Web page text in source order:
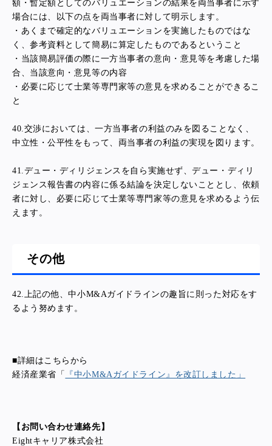
額・暫定額としてのバリュエーションの結果を両当事者に示す
場合には、以下の点を両当事者に対して明示します。
・あくまで確定的なバリュエーションを実施したものではな
く、参考資料として簡易に算定したものであるということ
・当該簡易評価の際に一方当事者の意向・意見等を考慮した場
合、当該意向・意見等の内容
・必要に応じて士業等専門家等の意見を求めることができるこ
と
40.交渉においては、一方当事者の利益のみを図ることなく、
中立性・公平性をもって、両当事者の利益の実現を図ります。
41.デュー・ディリジェンスを自ら実施せず、デュー・ディリ
ジェンス報告書の内容に係る結論を決定しないこととし、依頼
者に対し、必要に応じて士業等専門家等の意見を求めるよう伝
えます。
その他
42.上記の他、中小M&Aガイドラインの趣旨に則った対応をす
るよう努めます。
■詳細はこちらから
経済産業省「
『中小M&Aガイドライン』を改訂しました」
【お問い合わせ連絡先】
Eightキャリア株式会社